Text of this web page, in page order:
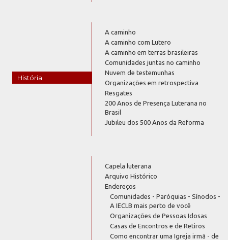
História
A caminho
A caminho com Lutero
A caminho em terras brasileiras
Comunidades juntas no caminho
Nuvem de testemunhas
Organizações em retrospectiva
Resgates
200 Anos de Presença Luterana no
Brasil
Jubileu dos 500 Anos da Reforma
Capela luterana
Arquivo Histórico
Endereços
Comunidades - Paróquias - Sínodos -
A IECLB mais perto de você
Organizações de Pessoas Idosas
Casas de Encontros e de Retiros
Como encontrar uma Igreja irmã - de